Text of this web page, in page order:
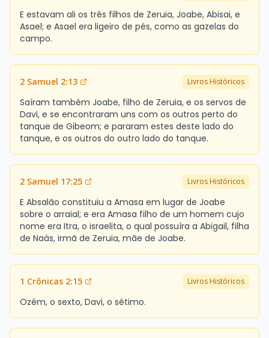
E estavam ali os três filhos de Zeruia, Joabe, Abisai, e
Asael; e Asael era ligeiro de pés, como as gazelas do
campo.
2 Samuel 2:13 Livros Históricos
Saíram também Joabe, filho de Zeruia, e os servos de
Davi, e se encontraram uns com os outros perto do
tanque de Gibeom; e pararam estes deste lado do
tanque, e os outros do outro lado do tanque.
2 Samuel 17:25 Livros Históricos
E Absalão constituiu a Amasa em lugar de Joabe
sobre o arraial; e era Amasa filho de um homem cujo
nome era Itra, o israelita, o qual possuíra a Abigail, filha
de Naás, irmã de Zeruia, mãe de Joabe.
1 Crônicas 2:15 Livros Históricos
Ozém, o sexto, Davi, o sétimo.